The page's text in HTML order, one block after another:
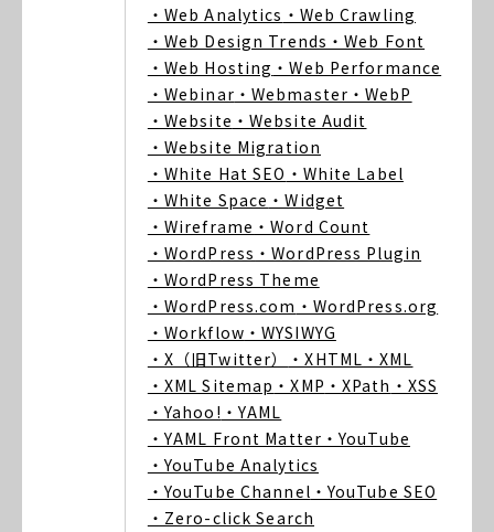
・Web Analytics ・Web Crawling
・Web Design Trends ・Web Font
・Web Hosting ・Web Performance
・Webinar ・Webmaster ・WebP
・Website ・Website Audit
・Website Migration
・White Hat SEO ・White Label
・White Space ・Widget
・Wireframe ・Word Count
・WordPress ・WordPress Plugin
・WordPress Theme
・WordPress.com ・WordPress.org
・Workflow ・WYSIWYG
・X（旧Twitter）
・XHTML ・XML
・XML Sitemap ・XMP ・XPath ・XSS
・Yahoo! ・YAML
・YAML Front Matter ・YouTube
・YouTube Analytics
・YouTube Channel ・YouTube SEO
・Zero-click Search